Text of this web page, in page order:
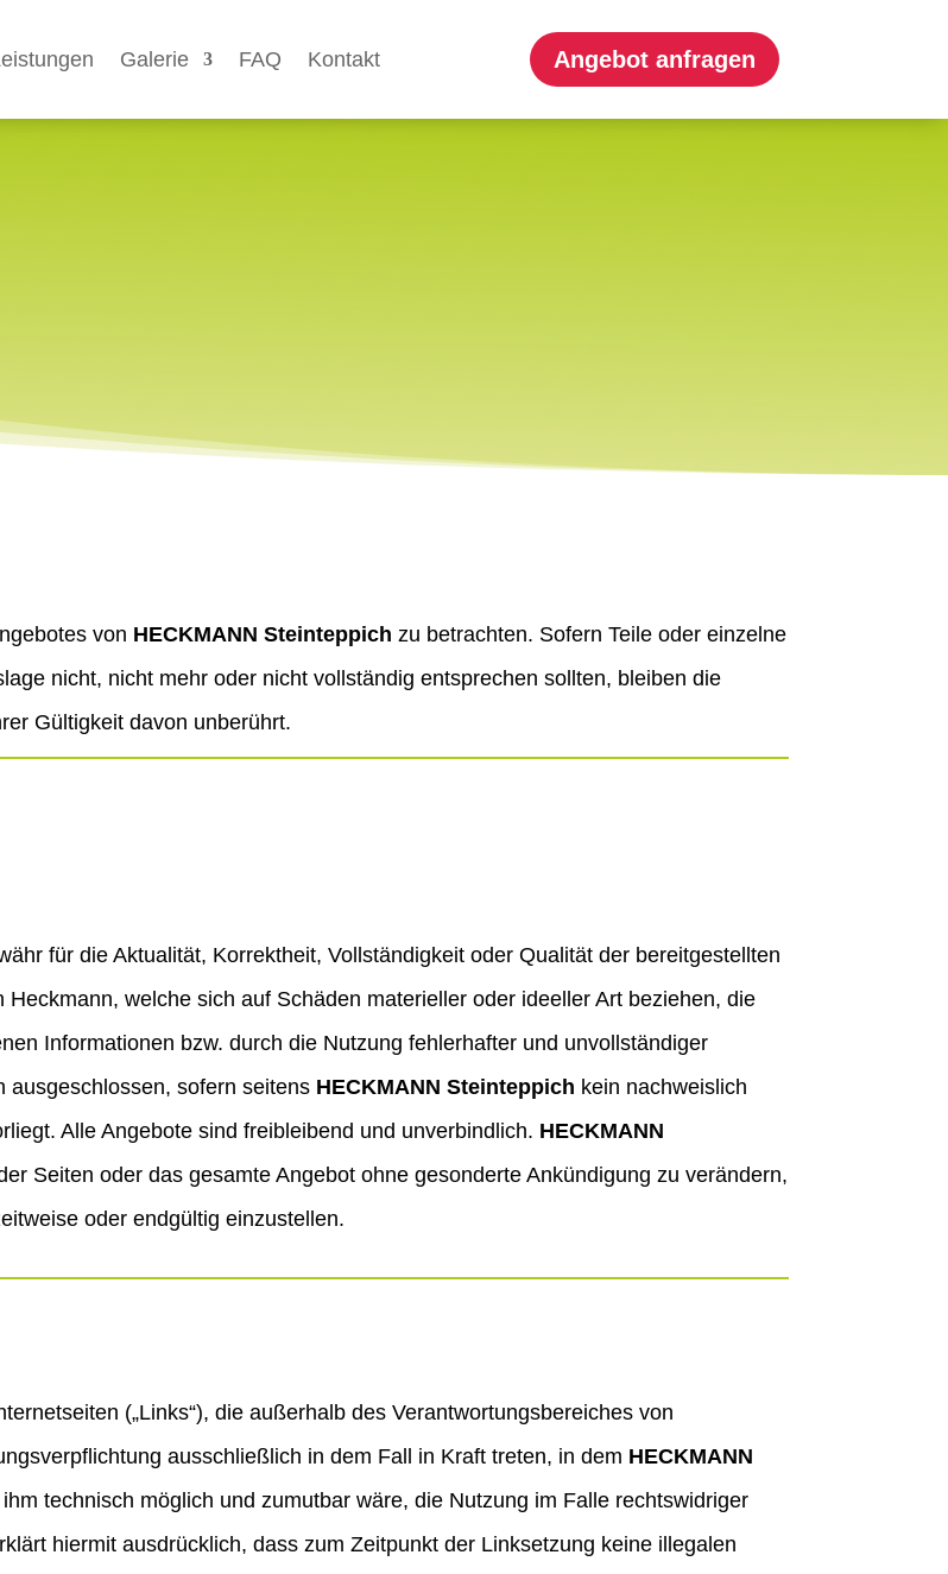
Galerie FAQ Kontakt Angebot anfragen
von HECKMANN Steinteppich zu betrachten. Sofern Teile oder einzelne
nicht, nicht mehr oder nicht vollständig entsprechen sollten, bleiben die
Gültigkeit davon unberührt.
für die Aktualität, Korrektheit, Vollständigkeit oder Qualität der bereitgestellten
welche sich auf Schäden materieller oder ideeller Art beziehen, die
Informationen bzw. durch die Nutzung fehlerhafter und unvollständiger
ausgeschlossen, sofern seitens HECKMANN Steinteppich kein nachweislich
Alle Angebote sind freibleibend und unverbindlich. HECKMANN
Seiten oder das gesamte Angebot ohne gesonderte Ankündigung zu verändern,
oder endgültig einzustellen.
(„Links“), die außerhalb des Verantwortungsbereiches von
ausschließlich in dem Fall in Kraft treten, in dem HECKMANN
technisch möglich und zumutbar wäre, die Nutzung im Falle rechtswidriger
hiermit ausdrücklich, dass zum Zeitpunkt der Linksetzung keine illegalen